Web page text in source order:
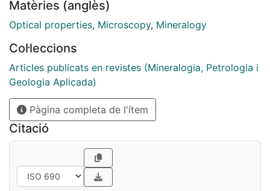
Matèries (anglès)
Optical properties, Microscopy, Mineralogy
Col·leccions
Articles publicats en revistes (Mineralogia, Petrologia i
Geologia Aplicada)
Pàgina completa de l'ítem
Citació